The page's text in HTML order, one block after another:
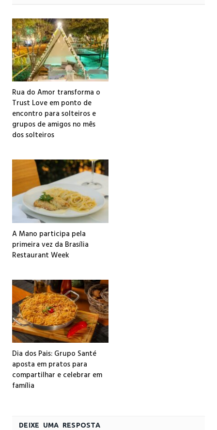
Rua do Amor transforma o
Trust Love em ponto de
encontro para solteiros e
grupos de amigos no mês
dos solteiros
A Mano participa pela
primeira vez da Brasília
Restaurant Week
Dia dos Pais: Grupo Santé
aposta em pratos para
compartilhar e celebrar em
família
DEIXE UMA RESPOSTA